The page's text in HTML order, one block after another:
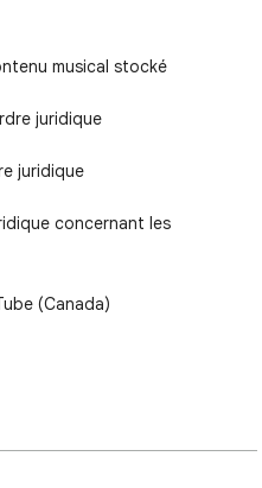
musical stocké
juridique
juridique
concernant les
(Canada)